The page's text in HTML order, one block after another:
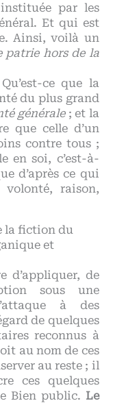
par les
Et qui est
Ainsi, voilà un
patrie hors de la
ce que la
du plus grand
générale; et la
que celle d’un
contre tous ;
en soi, c’est-à-
d’après ce qui
raison,
la fiction du
et
d’appliquer, de
sous une
à des
de quelques
reconnus à
au nom de ces
au reste ; il
ces quelques
Bien public. Le